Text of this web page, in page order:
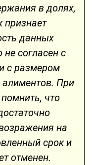
в долях,
признает
данных
не согласен с
с размером
алиментов. При
что
на
срок и
отменен.